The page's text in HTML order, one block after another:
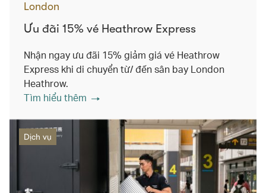
London
Ưu đãi 15% vé Heathrow Express
Nhận ngay ưu đãi 15% giảm giá vé Heathrow
Express khi di chuyển từ/ đến sân bay London
Heathrow.
Tìm hiểu thêm
Dịch vụ